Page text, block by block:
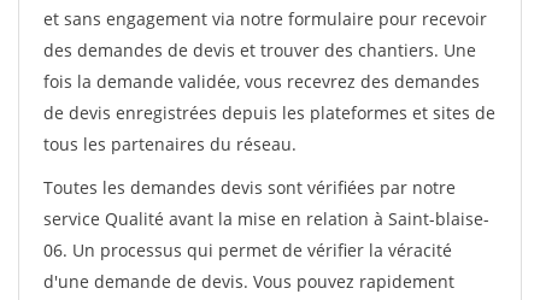
et sans engagement via notre formulaire pour recevoir
des demandes de devis et trouver des chantiers. Une
fois la demande validée, vous recevrez des demandes
de devis enregistrées depuis les plateformes et sites de
tous les partenaires du réseau.
Toutes les demandes devis sont vérifiées par notre
service Qualité avant la mise en relation à Saint-blaise-
06. Un processus qui permet de vérifier la véracité
d'une demande de devis. Vous pouvez rapidement